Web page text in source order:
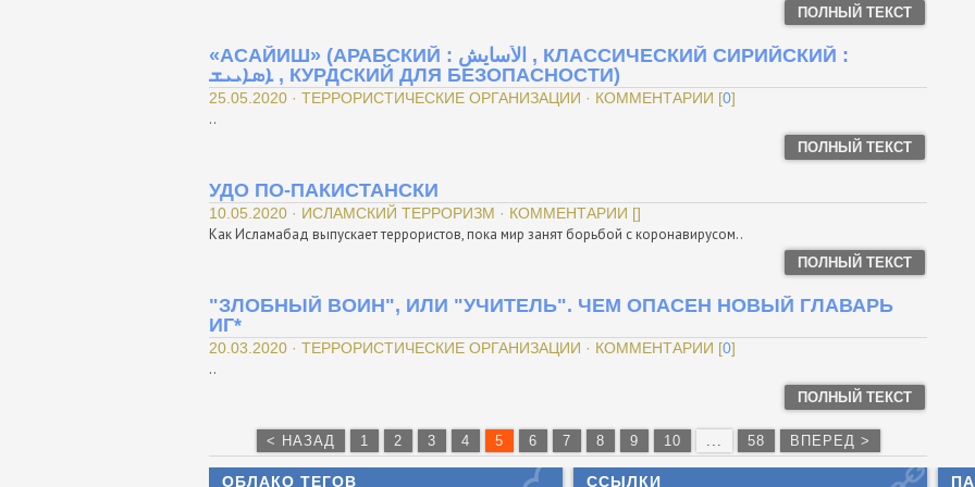
ПОЛНЫЙ ТЕКСТ
«АСАЙИШ» (АРАБСКИЙ : الأسايش , КЛАССИЧЕСКИЙ СИРИЙСКИЙ :
ܐܣܐܝܝܫ , КУРДСКИЙ ДЛЯ БЕЗОПАСНОСТИ)
25.05.2020 · ТЕРРОРИСТИЧЕСКИЕ ОРГАНИЗАЦИИ · КОММЕНТАРИИ [0]
..
ПОЛНЫЙ ТЕКСТ
УДО ПО-ПАКИСТАНСКИ
10.05.2020 · ИСЛАМСКИЙ ТЕРРОРИЗМ · КОММЕНТАРИИ []
Как Исламабад выпускает террористов, пока мир занят борьбой с коронавирусом..
ПОЛНЫЙ ТЕКСТ
"ЗЛОБНЫЙ ВОИН", ИЛИ "УЧИТЕЛЬ". ЧЕМ ОПАСЕН НОВЫЙ ГЛАВАРЬ
ИГ*
20.03.2020 · ТЕРРОРИСТИЧЕСКИЕ ОРГАНИЗАЦИИ · КОММЕНТАРИИ [0]
..
ПОЛНЫЙ ТЕКСТ
< НАЗАД 1 2 3 4 5 6 7 8 9 10 58 ВПЕРЕД >
ОБЛАКО ТЕГОВ ССЫЛКИ